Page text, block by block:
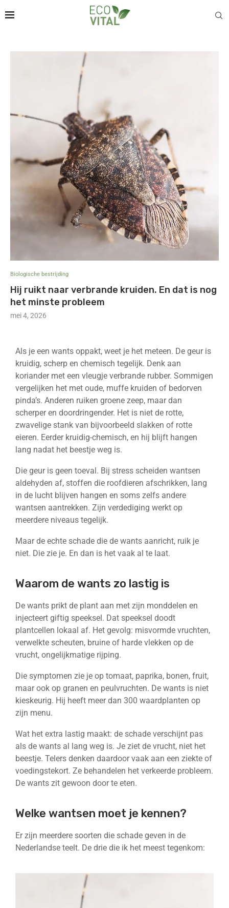
Biologische bestrijding
Hij ruikt naar verbrande kruiden. En dat is nog
het minste probleem
mei 4, 2026
Als je een wants oppakt, weet je het meteen. De geur is
kruidig, scherp en chemisch tegelijk. Denk aan
koriander met een vleugje verbrande rubber. Sommigen
vergelijken het met oude, muffe kruiden of bedorven
pinda’s. Anderen ruiken groene zeep, maar dan
scherper en doordringender. Het is niet de rotte,
zwavelige stank van bijvoorbeeld slakken of rotte
eieren. Eerder kruidig-chemisch, en hij blijft hangen
lang nadat het beestje weg is.
Die geur is geen toeval. Bij stress scheiden wantsen
aldehyden af, stoffen die roofdieren afschrikken, lang
in de lucht blijven hangen en soms zelfs andere
wantsen aantrekken. Zijn verdediging werkt op
meerdere niveaus tegelijk.
Maar de echte schade die de wants aanricht, ruik je
niet. Die zie je. En dan is het vaak al te laat.
Waarom de wants zo lastig is
De wants prikt de plant aan met zijn monddelen en
injecteert giftig speeksel. Dat speeksel doodt
plantcellen lokaal af. Het gevolg: misvormde vruchten,
verwelkte scheuten, bruine of harde vlekken op de
vrucht, ongelijkmatige rijping.
Die symptomen zie je op tomaat, paprika, bonen, fruit,
maar ook op granen en peulvruchten. De wants is niet
kieskeurig. Hij heeft meer dan 300 waardplanten op
zijn menu.
Wat het extra lastig maakt: de schade verschijnt pas
als de wants al lang weg is. Je ziet de vrucht, niet het
beestje. Telers denken daardoor vaak aan een ziekte of
voedingstekort. Ze behandelen het verkeerde probleem.
De wants zit gewoon door te eten.
Welke wantsen moet je kennen?
Er zijn meerdere soorten die schade geven in de
Nederlandse teelt. De drie die ik het meest tegenkom: